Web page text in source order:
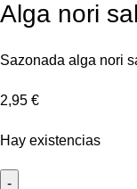
Alga nori
Sazonada alga nori
2,95 €
Hay existencias